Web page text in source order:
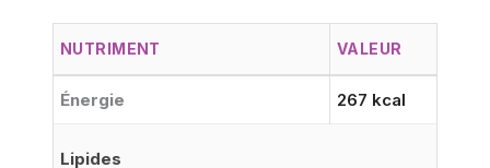
NUTRIMENT VALEUR
Énergie 267 kcal
Lipides